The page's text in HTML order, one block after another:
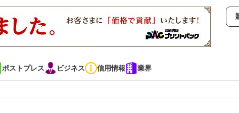
ポストプレス ビジネス 信用情報 業界